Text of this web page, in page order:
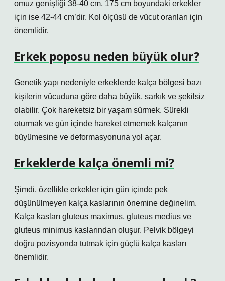
omuz genişliği 38-40 cm, 175 cm boyundaki erkekler
için ise 42-44 cm’dir. Kol ölçüsü de vücut oranları için
önemlidir.
Erkek poposu neden büyük olur?
Genetik yapı nedeniyle erkeklerde kalça bölgesi bazı
kişilerin vücuduna göre daha büyük, sarkık ve şekilsiz
olabilir. Çok hareketsiz bir yaşam sürmek. Sürekli
oturmak ve gün içinde hareket etmemek kalçanın
büyümesine ve deformasyonuna yol açar.
Erkeklerde kalça önemli mi?
Şimdi, özellikle erkekler için gün içinde pek
düşünülmeyen kalça kaslarının önemine değinelim.
Kalça kasları gluteus maximus, gluteus medius ve
gluteus minimus kaslarından oluşur. Pelvik bölgeyi
doğru pozisyonda tutmak için güçlü kalça kasları
önemlidir.